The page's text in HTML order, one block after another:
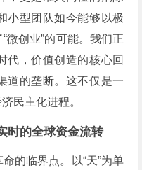
小型团队如今能够以极
微创业”的可能。我们正
代，价值创造的核心回
道的垄断。这不仅是一
民主化进程。
时的全球资金流转
的临界点。以“天”为单